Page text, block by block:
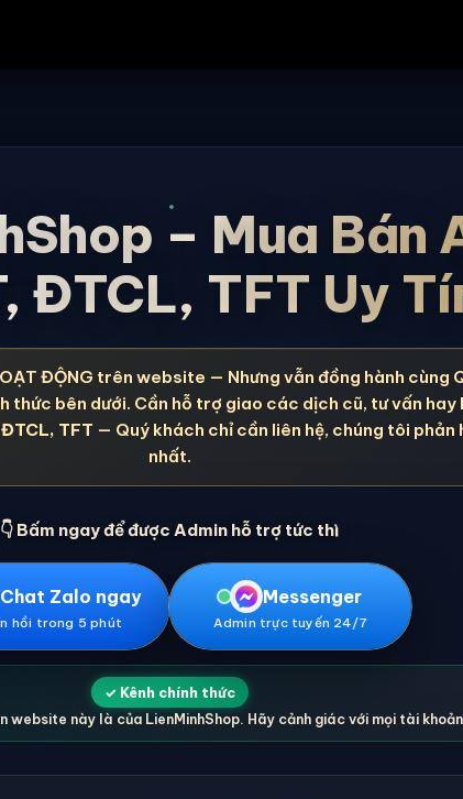
– Mua Bán
ĐTCL, TFT Uy
ĐỘNG trên website — Nhưng vẫn đồng hành cùng
thức bên dưới. Cần hỗ trợ giao các dịch cũ, tư vấn hay
TFT — Quý khách chỉ cần liên hệ, chúng tôi phản
nhất.
👇 Bấm ngay để được Admin hỗ trợ tức thì
Chat Zalo ngay
hồi trong 5 phút
Messenger
Admin trực tuyến 24/7
✓ Kênh chính thức
website này là của LienMinhShop. Hãy cảnh giác với mọi tài